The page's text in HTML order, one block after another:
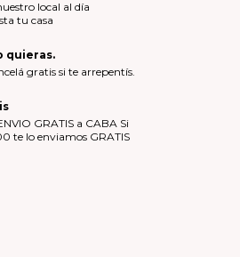
local al día
tu casa
quieras.
gratis si te arrepentís.
GRATIS a CABA Si
te lo enviamos GRATIS